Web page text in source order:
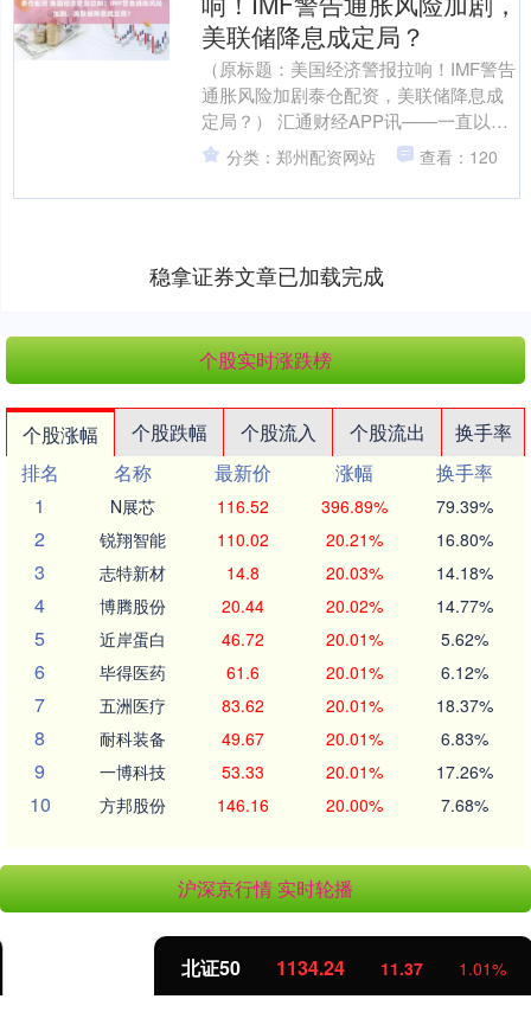
美联储降息成定局？
（原标题：美国经济警报拉响！IMF警告
通胀风险加剧泰仓配资，美联储降息成
定局？） 汇通财经APP讯——一直以
来，美国经济一直以其强大的韧性为世
人瞩目，然而，国际....
分类：郑州配资网站 查看：120
稳拿证券文章已加载完成
个股实时涨跌榜
个股涨幅 个股跌幅 个股流入 个股流出
换手率
排名
名称 最新价 涨幅
换手率
1
N展芯 116.52 396.89% 79.39%
2 锐翔智能 110.02 20.21% 16.80%
3 志特新材 14.8 20.03% 14.18%
4 博腾股份 20.44 20.02% 14.77%
5 近岸蛋白 46.72 20.01% 5.62%
6 毕得医药 61.6 20.01% 6.12%
7 五洲医疗 83.62 20.01% 18.37%
8 耐科装备 49.67 20.01% 6.83%
9 一博科技 53.33 20.01% 17.26%
10 方邦股份 146.16 20.00% 7.68%
沪深京行情 实时轮播
1134.24 11.37 1.01%